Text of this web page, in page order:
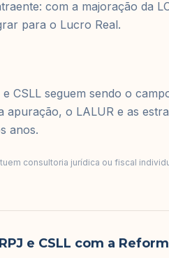
com a majoração da
para o Lucro Real.
CSLL seguem sendo o
o LALUR e as
anos.
consultoria jurídica ou fiscal
e CSLL com a